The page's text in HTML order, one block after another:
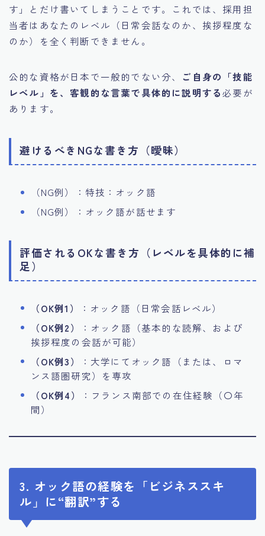
す」とだけ書いてしまうことです。これでは、採用担
当者はあなたのレベル（日常会話なのか、挨拶程度な
のか）を全く判断できません。
公的な資格が日本で一般的でない分、 ご自身の「技能
レベル」を、客観的な言葉で具体的に説明する必要が
あります。
避けるべきNGな書き方（曖昧）
（NG例）：特技：オック語
（NG例）：オック語が話せます
評価されるOKな書き方（レベルを具体的に補
足）
（OK例1）
：オック語（日常会話レベル）
（OK例2）
：オック語（基本的な読解、および
挨拶程度の会話が可能）
（OK例3）
：大学にてオック語（または、ロマ
ンス語圏研究）を専攻
（OK例4）
：フランス南部での在住経験（〇年
間）
3. オック語の経験を「ビジネススキ
ル」に“翻訳”する